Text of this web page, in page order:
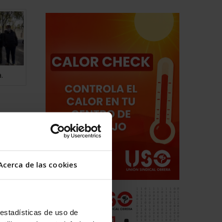
de las cookies
de uso de
de
que